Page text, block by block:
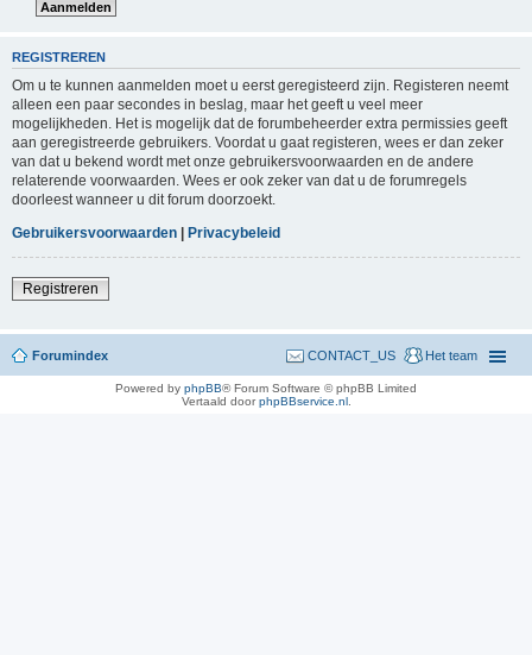
REGISTREREN
Om u te kunnen aanmelden moet u eerst geregisteerd zijn. Registeren neemt
alleen een paar secondes in beslag, maar het geeft u veel meer
mogelijkheden. Het is mogelijk dat de forumbeheerder extra permissies geeft
aan geregistreerde gebruikers. Voordat u gaat registeren, wees er dan zeker
van dat u bekend wordt met onze gebruikersvoorwaarden en de andere
relaterende voorwaarden. Wees er ook zeker van dat u de forumregels
doorleest wanneer u dit forum doorzoekt.
Gebruikersvoorwaarden | Privacybeleid
Registreren
Forumindex Het team
CONTACT_US
Powered by phpBB® Forum Software © phpBB Limited
Vertaald doorphpBBservice.nl.